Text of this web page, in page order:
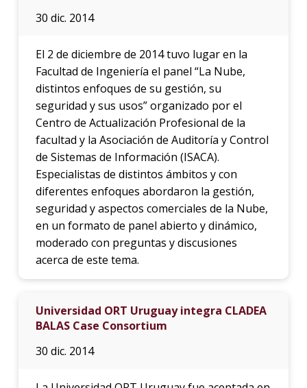
30 dic. 2014
El 2 de diciembre de 2014 tuvo lugar en la
Facultad de Ingeniería el panel “La Nube,
distintos enfoques de su gestión, su
seguridad y sus usos” organizado por el
Centro de Actualización Profesional de la
facultad y la Asociación de Auditoría y Control
de Sistemas de Información (ISACA).
Especialistas de distintos ámbitos y con
diferentes enfoques abordaron la gestión,
seguridad y aspectos comerciales de la Nube,
en un formato de panel abierto y dinámico,
moderado con preguntas y discusiones
acerca de este tema.
Universidad ORT Uruguay integra CLADEA
BALAS Case Consortium
30 dic. 2014